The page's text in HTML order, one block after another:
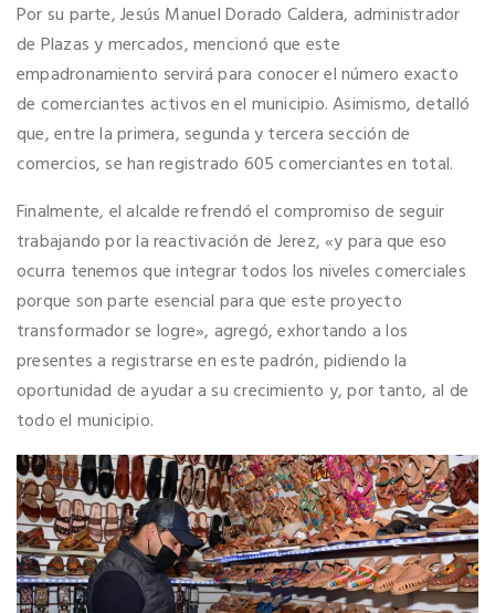
Por su parte, Jesús Manuel Dorado Caldera, administrador
de Plazas y mercados, mencionó que este
empadronamiento servirá para conocer el número exacto
de comerciantes activos en el municipio. Asimismo, detalló
que, entre la primera, segunda y tercera sección de
comercios, se han registrado 605 comerciantes en total.
Finalmente, el alcalde refrendó el compromiso de seguir
trabajando por la reactivación de Jerez, «y para que eso
ocurra tenemos que integrar todos los niveles comerciales
porque son parte esencial para que este proyecto
transformador se logre», agregó, exhortando a los
presentes a registrarse en este padrón, pidiendo la
oportunidad de ayudar a su crecimiento y, por tanto, al de
todo el municipio.